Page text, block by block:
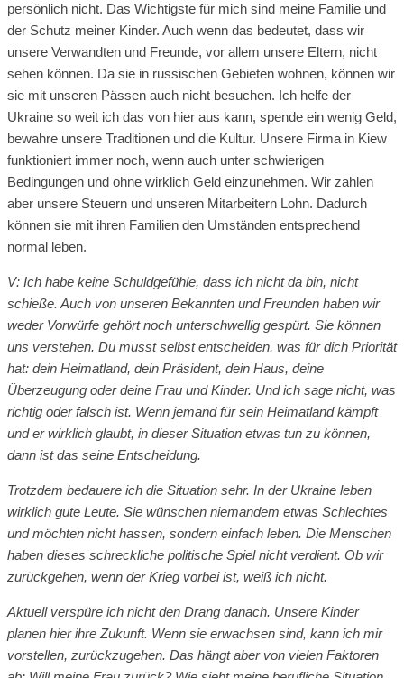
persönlich nicht. Das Wichtigste für mich sind meine Familie und
der Schutz meiner Kinder. Auch wenn das bedeutet, dass wir
unsere Verwandten und Freunde, vor allem unsere Eltern, nicht
sehen können. Da sie in russischen Gebieten wohnen, können wir
sie mit unseren Pässen auch nicht besuchen. Ich helfe der
Ukraine so weit ich das von hier aus kann, spende ein wenig Geld,
bewahre unsere Traditionen und die Kultur. Unsere Firma in Kiew
funktioniert immer noch, wenn auch unter schwierigen
Bedingungen und ohne wirklich Geld einzunehmen. Wir zahlen
aber unsere Steuern und unseren Mitarbeitern Lohn. Dadurch
können sie mit ihren Familien den Umständen entsprechend
normal leben.
V: Ich habe keine Schuldgefühle, dass ich nicht da bin, nicht
schieße. Auch von unseren Bekannten und Freunden haben wir
weder Vorwürfe gehört noch unterschwellig gespürt. Sie können
uns verstehen. Du musst selbst entscheiden, was für dich Priorität
hat: dein Heimatland, dein Präsident, dein Haus, deine
Überzeugung oder deine Frau und Kinder. Und ich sage nicht, was
richtig oder falsch ist. Wenn jemand für sein Heimatland kämpft
und er wirklich glaubt, in dieser Situation etwas tun zu können,
dann ist das seine Entscheidung.
Trotzdem bedauere ich die Situation sehr. In der Ukraine leben
wirklich gute Leute. Sie wünschen niemandem etwas Schlechtes
und möchten nicht hassen, sondern einfach leben. Die Menschen
haben dieses schreckliche politische Spiel nicht verdient. Ob wir
zurückgehen, wenn der Krieg vorbei ist, weiß ich nicht.
Aktuell verspüre ich nicht den Drang danach. Unsere Kinder
planen hier ihre Zukunft. Wenn sie erwachsen sind, kann ich mir
vorstellen, zurückzugehen. Das hängt aber von vielen Faktoren